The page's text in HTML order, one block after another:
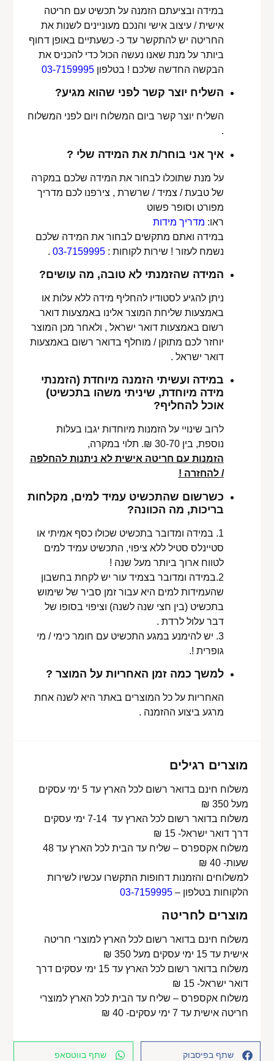
במידה ובציעתם הזמנה על תכשיט עם חריטה
אישית / עיצוב אישי והנכם מעוניינים לשנות את
החריטה יש להתקשר עד כ- כשעתיים באופן דחוף
ביותר על מנת שאנו נעשה הכול כדי להכניס את
הבקשה החדשה שלכם ! בטלפון03-7159995
השליח יוצר קשר לפני שהוא מגיע?
השליח יוצר קשר ביום המשלוח ויום לפני המשלוח
.
איך אני בוחר/ת את המידה שלי ?
על מנת שתוכלו לבחור את המידה שלכם במקרה
של טבעת / צמיד / שרשרת , צירפנו לכם מדריך
מפורט וסופר פשוט
ראו: מדריך מידות
במידה ואתם מתקשים לבחור את המידה שלכם
נשמח לעזור ! שירות לקוחות :03-7159995
.
המידה שהזמנתי לא טובה, מה עושים?
ניתן להגיע לסטודיו להחליף מידה ללא עלות או
באמצעות שליחת המוצר אלינו באמצעות דואר
רשום באמצעות דואר ישראל , ולאחר מכן המוצר
יוחזר לכם מתוקן / מוחלף בדואר רשום באמצעות
דואר ישראל .
במידה ועשיתי הזמנה מיוחדת (הזמנתי
מידה מיוחדת, שיניתי משהו בתכשיט)
אוכל להחליף?
לרוב שינויי על הזמנות מיוחדות יגבו בעלות
נוספת, בין 30-70 ₪. תלוי במקרה,
הזמנות עם חריטה אישית לא ניתנות להחלפה
/ להחזרה !
כשרשום שהתכשיט עמיד למים, מקלחות
בריכות, מה הכוונה?
1. במידה ומדובר בתכשיט שכולו כסף אמיתי או
סטיינלס סטיל ללא ציפוי, התכשיט עמיד למים
לטווח ארוך ביותר מעל שנה !
2.במידה ומדובר בצמיד עור יש לקחת בחשבון
שהעמידות למים היא עבור זמן סביר של שימוש
בתכשיט (בין חצי שנה לשנה) וציפוי בסופו של
דבר עלול לרדת .
3. יש להימנע במגע התכשיט עם חומר כימי / מי
גופרית !.
למשך כמה זמן האחריות על המוצר ?
האחריות על כל המוצרים באתר היא לשנה אחת
מרגע ביצוע ההזמנה .
מוצרים רגילים
משלוח חינם בדואר רשום לכל הארץ עד 5 ימי עסקים
מעל 350 ₪
משלוח בדואר רשום לכל הארץ עד 7-14 ימי עסקים
דרך דואר ישראל- 15 ₪
משלוח אקספרס – שליח עד הבית לכל הארץ עד 48
שעות- 40 ₪
למשלוחים והזמנות דחופות התקשרו עכשיו לשירות
הלקוחות בטלפון –03-7159995
מוצרים לחריטה
משלוח חינם בדואר רשום לכל הארץ למוצרי חריטה
אישית עד 15 ימי עסקים מעל 350 ₪
משלוח בדואר רשום לכל הארץ עד 15 ימי עסקים דרך
דואר ישראל- 15 ₪
משלוח אקספרס – שליח עד הבית לכל הארץ למוצרי
חריטה אישית עד 7 ימי עסקים- 40 ₪
שתף בפיסבוק שתף בווטסאפ